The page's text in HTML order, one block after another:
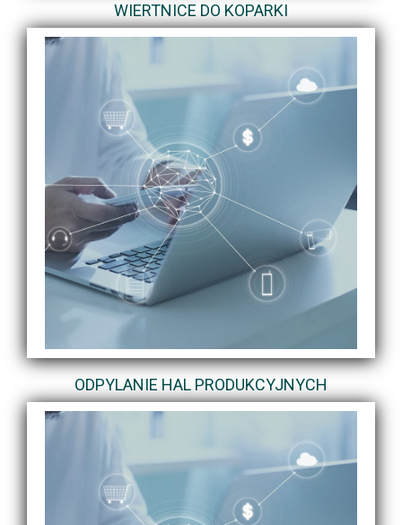
WIERTNICE DO KOPARKI
ODPYLANIE HAL PRODUKCYJNYCH